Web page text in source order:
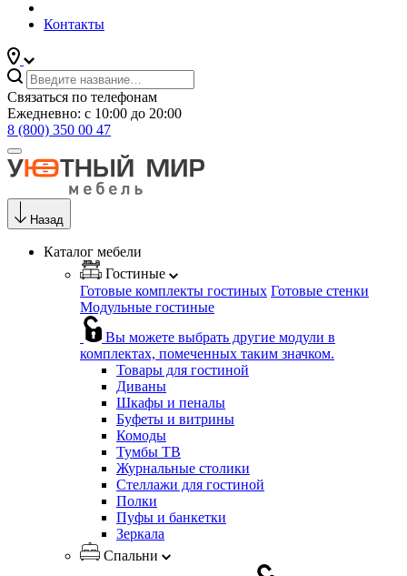
Контакты
Связаться по телефонам
Ежедневно: с 10:00 до 20:00
8 (800) 350 00 47
Назад
Каталог мебели
Гостиные
Готовые комплекты гостиных Готовые стенки
Модульные гостиные
Вы можете выбрать другие модули в
комплектах, помеченных таким значком.
Товары для гостиной
Диваны
Шкафы и пеналы
Буфеты и витрины
Комоды
Тумбы ТВ
Журнальные столики
Стеллажи для гостиной
Полки
Пуфы и банкетки
Зеркала
Спальни